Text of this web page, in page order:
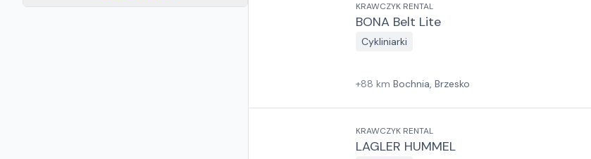
KRAWCZYK RENTAL
BONA Belt Lite
Cykliniarki
+88 km Bochnia, Brzesko
KRAWCZYK RENTAL
LAGLER HUMMEL